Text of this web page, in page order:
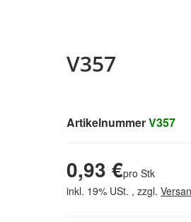
V357
ArtikelnummerV357
0,93 €pro Stk
inkl. 19% USt. , zzgl.